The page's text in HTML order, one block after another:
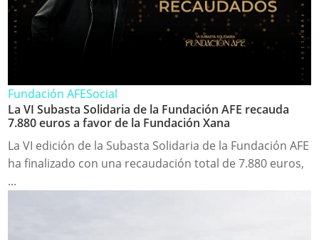
Fundación AFESocial
La VI Subasta Solidaria de la Fundación AFE recauda
7.880 euros a favor de la Fundación Xana
La VI edición de la Subasta Solidaria de la Fundación AFE
ha finalizado con una recaudación total de 7.880 euros,
...